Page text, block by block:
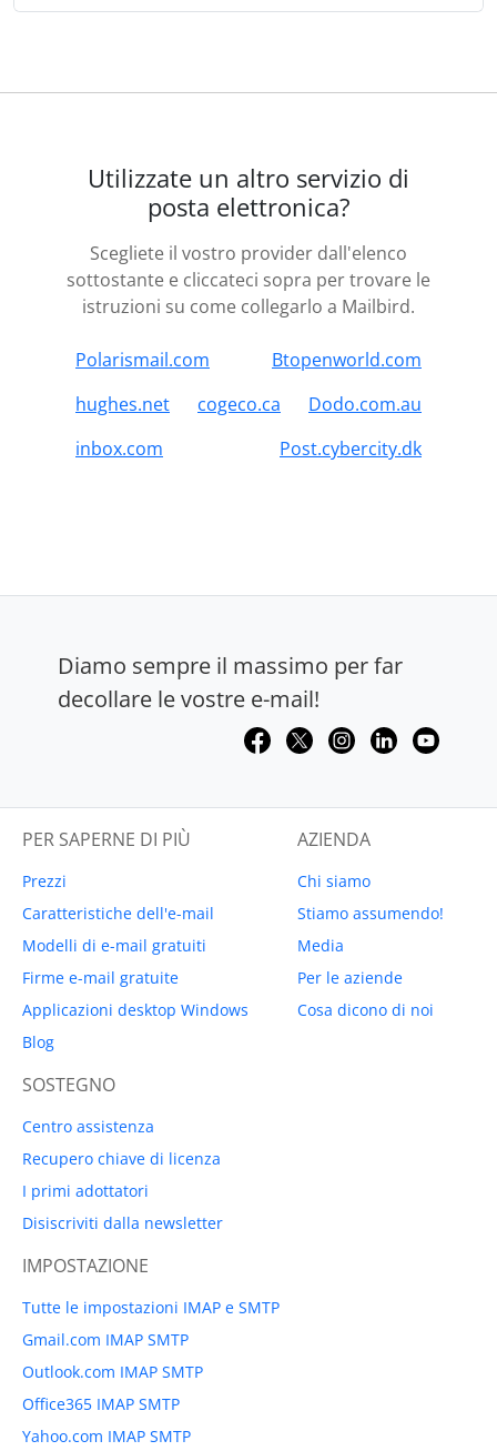
Utilizzate un altro servizio di
posta elettronica?
Scegliete il vostro provider dall'elenco
sottostante e cliccateci sopra per trovare le
istruzioni su come collegarlo a Mailbird.
Polarismail.com
Btopenworld.com
hughes.net
cogeco.ca
Dodo.com.au
inbox.com
Post.cybercity.dk
Diamo sempre il massimo per far
decollare le vostre e-mail!
PER SAPERNE DI PIÙ
Prezzi
Caratteristiche dell'e-mail
Modelli di e-mail gratuiti
Firme e-mail gratuite
Applicazioni desktop Windows
Blog
AZIENDA
Chi siamo
Stiamo assumendo!
Media
Per le aziende
Cosa dicono di noi
SOSTEGNO
Centro assistenza
Recupero chiave di licenza
I primi adottatori
Disiscriviti dalla newsletter
IMPOSTAZIONE
Tutte le impostazioni IMAP e SMTP
Gmail.com IMAP SMTP
Outlook.com IMAP SMTP
Office365 IMAP SMTP
Yahoo.com IMAP SMTP